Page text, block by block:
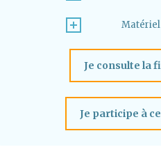
Je consulte la
Je participe à